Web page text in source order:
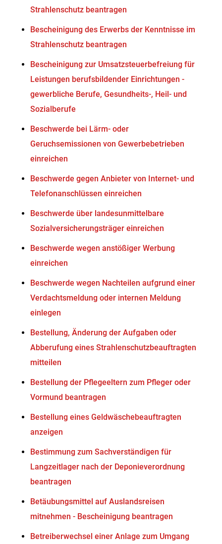
Strahlenschutz beantragen
Bescheinigung des Erwerbs der Kenntnisse im
Strahlenschutz beantragen
Bescheinigung zur Umsatzsteuerbefreiung für
Leistungen berufsbildender Einrichtungen -
gewerbliche Berufe, Gesundheits-, Heil- und
Sozialberufe
Beschwerde bei Lärm- oder
Geruchsemissionen von Gewerbebetrieben
einreichen
Beschwerde gegen Anbieter von Internet- und
Telefonanschlüssen einreichen
Beschwerde über landesunmittelbare
Sozialversicherungsträger einreichen
Beschwerde wegen anstößiger Werbung
einreichen
Beschwerde wegen Nachteilen aufgrund einer
Verdachtsmeldung oder internen Meldung
einlegen
Bestellung, Änderung der Aufgaben oder
Abberufung eines Strahlenschutzbeauftragten
mitteilen
Bestellung der Pflegeeltern zum Pfleger oder
Vormund beantragen
Bestellung eines Geldwäschebeauftragten
anzeigen
Bestimmung zum Sachverständigen für
Langzeitlager nach der Deponieverordnung
beantragen
Betäubungsmittel auf Auslandsreisen
mitnehmen - Bescheinigung beantragen
Betreiberwechsel einer Anlage zum Umgang